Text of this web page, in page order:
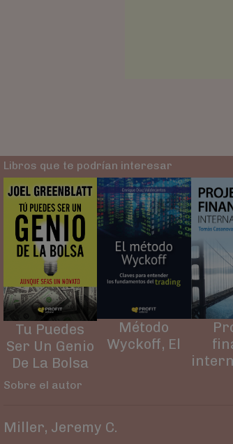
Libros que te podrían interesar
Tu Puedes
Ser Un Genio
De La Bolsa
Método
Wyckoff, El
Sobre el autor
Miller, Jeremy C.